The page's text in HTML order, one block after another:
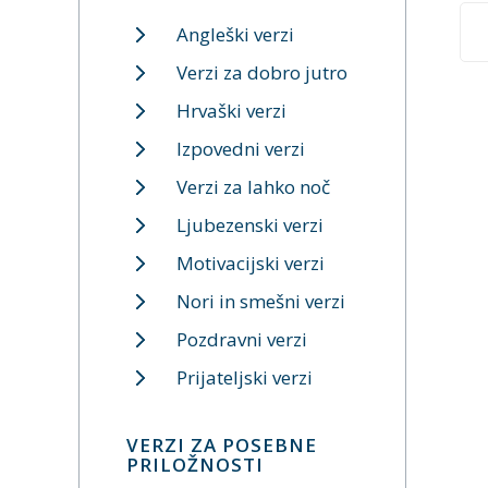
Angleški verzi
Verzi za dobro jutro
Hrvaški verzi
Izpovedni verzi
Verzi za lahko noč
Ljubezenski verzi
Motivacijski verzi
Nori in smešni verzi
Pozdravni verzi
Prijateljski verzi
VERZI ZA POSEBNE
PRILOŽNOSTI